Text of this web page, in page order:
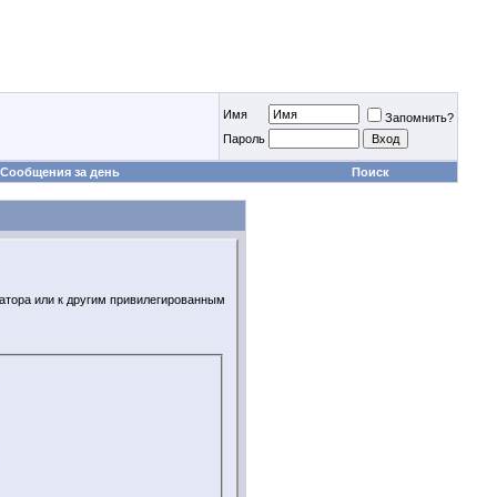
Имя
Запомнить?
Пароль
Сообщения за день Поиск
или к другим привилегированным